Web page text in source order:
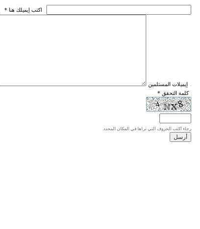
* اكتب إيميلك هنا
* إيميلات المستلمين اكتبوا كل إيميل في سطر واحد، والحد الأقصى للإيميلات هو 20 إيميلا.
* كلمة التحقق
رجاء اكتب الحروف التي تراها في المكان المحدد